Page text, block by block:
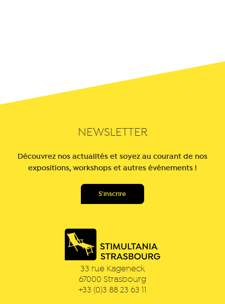
NEWSLETTER
Découvrez nos actualités et soyez au courant de nos
expositions, workshops et autres événements !
33 rue Kageneck
67000 Strasbourg
+33 (0)3 88 23 63 11